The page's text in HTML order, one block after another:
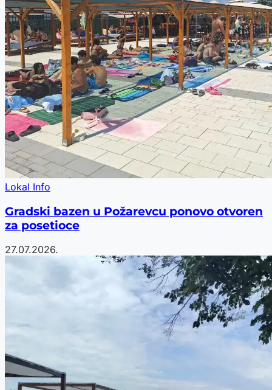
Lokal Info
Gradski bazen u Požarevcu ponovo otvoren
za posetioce
27.07.2026.